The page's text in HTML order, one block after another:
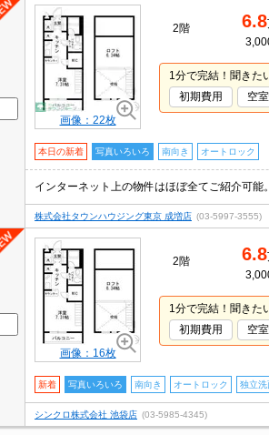
画像：22枚
2階 6.8
1分で完結！聞きた
初期費用
空
本日の新着 写真いろいろ 南向き オートロック
株式会社タウンハウジング東京 成増店 (03-5997-3555)
画像：16枚
2階 6.8
1分で完結！聞きた
初期費用
空
新着 写真いろいろ 南向き オートロック 独立洗
シンクロ株式会社 池袋店 (03-5985-4345)